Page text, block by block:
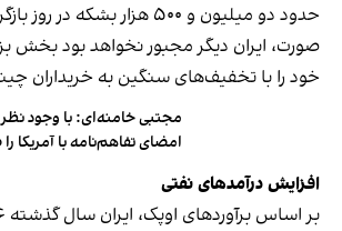
حدود دو میلیون و ۵۰۰ هزار بشکه در
صورت، ایران دیگر مجبور نخواهد بود بخش
خود را با تخفیف‌های سنگین به خریداران
مجتبی خامنه‌ای: با وجود نظر
امضای تفاهم‌نامه با آمریکا
افزایش درآمدهای نفتی